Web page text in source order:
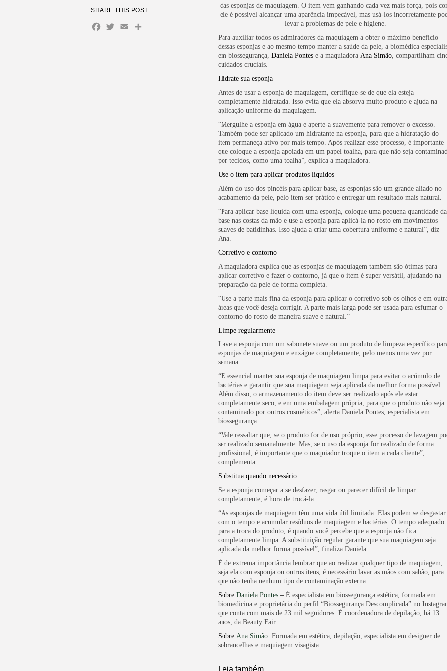
das esponjas de maquiagem. O item vem ganhando cada vez mais força, pois
ele é possível alcançar uma aparência impecável, mas usá-los incorretamente
levar a problemas de pele e higiene.
Para auxiliar todos os admiradores da maquiagem a obter o máximo benefício
dessas esponjas e ao mesmo tempo manter a saúde da pele, a biomédica
em biossegurança, Daniela Pontes e a maquiadora Ana Simão, compartilham
cuidados cruciais.
Hidrate sua esponja
Antes de usar a esponja de maquiagem, certifique-se de que ela esteja
completamente hidratada. Isso evita que ela absorva muito produto e ajuda na
aplicação uniforme da maquiagem.
“Mergulhe a esponja em água e aperte-a suavemente para remover o excesso.
Também pode ser aplicado um hidratante na esponja, para que a hidratação do
item permaneça ativo por mais tempo. Após realizar esse processo, é importante
que coloque a esponja apoiada em um papel toalha, para que não seja
por tecidos, como uma toalha”, explica a maquiadora.
Use o item para aplicar produtos líquidos
Além do uso dos pincéis para aplicar base, as esponjas são um grande aliado no
acabamento da pele, pelo item ser prático e entregar um resultado mais natural.
“Para aplicar base líquida com uma esponja, coloque uma pequena quantidade da
base nas costas da mão e use a esponja para aplicá-la no rosto em movimentos
suaves de batidinhas. Isso ajuda a criar uma cobertura uniforme e natural”, diz
Ana.
Corretivo e contorno
A maquiadora explica que as esponjas de maquiagem também são ótimas para
aplicar corretivo e fazer o contorno, já que o item é super versátil, ajudando na
preparação da pele de forma completa.
“Use a parte mais fina da esponja para aplicar o corretivo sob os olhos e em
áreas que você deseja corrigir. A parte mais larga pode ser usada para esfumar o
contorno do rosto de maneira suave e natural.”
Limpe regularmente
Lave a esponja com um sabonete suave ou um produto de limpeza específico
esponjas de maquiagem e enxágue completamente, pelo menos uma vez por
semana.
“É essencial manter sua esponja de maquiagem limpa para evitar o acúmulo de
bactérias e garantir que sua maquiagem seja aplicada da melhor forma possível.
Além disso, o armazenamento do item deve ser realizado após ele estar
completamente seco, e em uma embalagem própria, para que o produto não seja
contaminado por outros cosméticos”, alerta Daniela Pontes, especialista em
biossegurança.
“Vale ressaltar que, se o produto for de uso próprio, esse processo de lavagem
ser realizado semanalmente. Mas, se o uso da esponja for realizado de forma
profissional, é importante que o maquiador troque o item a cada cliente”,
complementa.
Substitua quando necessário
Se a esponja começar a se desfazer, rasgar ou parecer difícil de limpar
completamente, é hora de trocá-la.
“As esponjas de maquiagem têm uma vida útil limitada. Elas podem se desgastar
com o tempo e acumular resíduos de maquiagem e bactérias. O tempo adequado
para a troca do produto, é quando você percebe que a esponja não fica
completamente limpa. A substituição regular garante que sua maquiagem seja
aplicada da melhor forma possível”, finaliza Daniela.
É de extrema importância lembrar que ao realizar qualquer tipo de maquiagem,
seja ela com esponja ou outros itens, é necessário lavar as mãos com sabão, para
que não tenha nenhum tipo de contaminação externa.
Sobre Daniela Pontes – É especialista em biossegurança estética, formada em
biomedicina e proprietária do perfil “Biossegurança Descomplicada” no
que conta com mais de 23 mil seguidores. É coordenadora de depilação, há 13
anos, da Beauty Fair.
Sobre Ana Simão: Formada em estética, depilação, especialista em designer de
sobrancelhas e maquiagem visagista.
Leia também
SHARE THIS POST
Facebook
Twitter
EmailShare